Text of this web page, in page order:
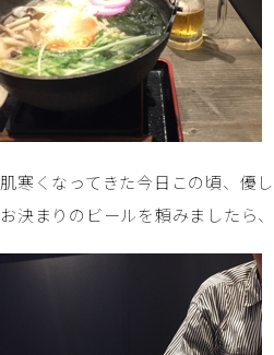
肌寒くなってきた今日この頃、優
お決まりのビールを頼みましたら